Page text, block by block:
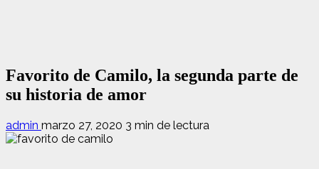
Favorito de Camilo, la segunda parte de
su historia de amor
admin marzo 27, 2020 3 min de lectura